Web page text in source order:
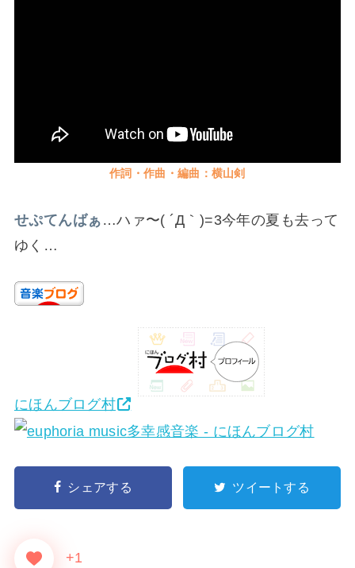
作詞・作曲・編曲：横山剣
せぷてんばぁ …ハァ〜( ´Д｀)=3今年の夏も去って
ゆく…
にほんブログ村
シェアする ツイートする
+1